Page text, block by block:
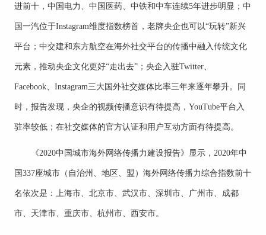
进前十，中国电力、中国医药、中铁和中车连续5年进步明显；中
国一汽位于Instagram维度指数榜首，老牌央企也可以“玩转”新兴
平台；中交建和东方航空在海外社交平台的传播中融入传统文化
元素，推动央企文化更好“走出去”；央企入驻Twitter、
Facebook、Instagram三大国外社交媒体比率三年来逐年攀升。同
时，报告发现，央企的视频传播意识有待提高，YouTube平台入
驻率较低；在社交媒体的官方认证和用户互动方面有待提高。
《2020中国城市海外网络传播力建设报告》显示，2020年中
国337座城市（自治州、地区、盟）海外网络传播力综合指数前十
名依次是：上海市、北京市、武汉市、深圳市、广州市、成都
市、天津市、重庆市、杭州市、西安市。